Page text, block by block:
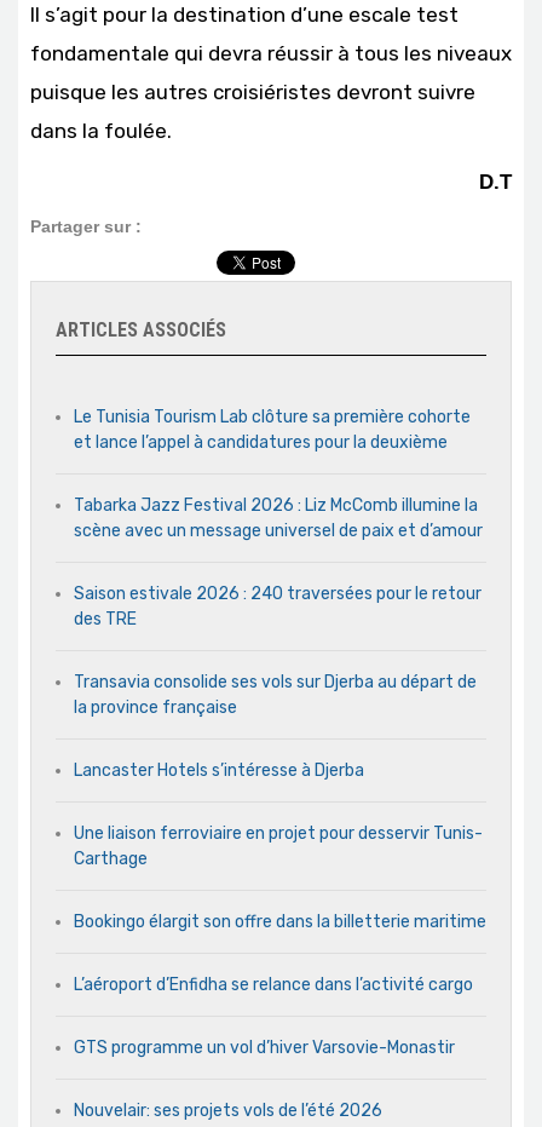
Il s’agit pour la destination d’une escale test
fondamentale qui devra réussir à tous les niveaux
puisque les autres croisiéristes devront suivre
dans la foulée.
D.T
Partager sur :
ARTICLES ASSOCIÉS
Le Tunisia Tourism Lab clôture sa première cohorte
et lance l’appel à candidatures pour la deuxième
Tabarka Jazz Festival 2026 : Liz McComb illumine la
scène avec un message universel de paix et d’amour
Saison estivale 2026 : 240 traversées pour le retour
des TRE
Transavia consolide ses vols sur Djerba au départ de
la province française
Lancaster Hotels s’intéresse à Djerba
Une liaison ferroviaire en projet pour desservir Tunis-
Carthage
Bookingo élargit son offre dans la billetterie maritime
L’aéroport d’Enfidha se relance dans l’activité cargo
GTS programme un vol d’hiver Varsovie-Monastir
Nouvelair: ses projets vols de l’été 2026